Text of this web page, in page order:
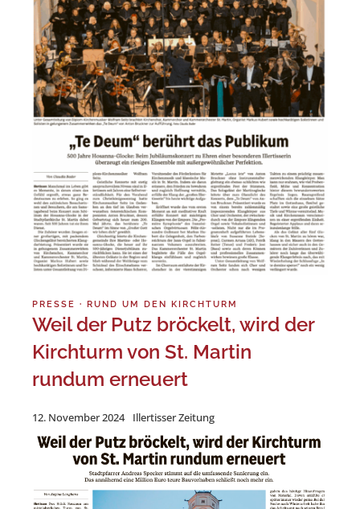
PRESSE · RUND UM DEN KIRCHTURM
Weil der Putz bröckelt, wird der
Kirchturm von St. Martin
rundum erneuert
12. November 2024 Illertisser Zeitung